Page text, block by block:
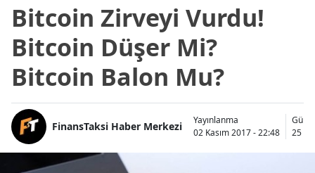
Bitcoin Zirveyi Vurdu!
Bitcoin Düşer Mi?
Bitcoin Balon Mu?
FinansTaksi Haber Merkezi
Yayınlanma
02 Kasım 2017 - 22:48
25